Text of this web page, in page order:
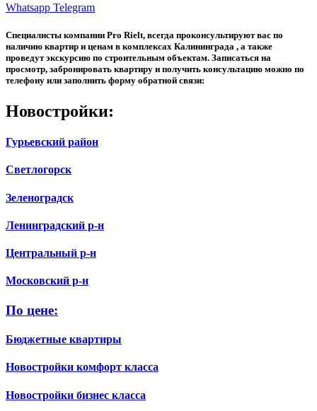
Whatsapp Telegram
Специалисты компании Pro Rielt, всегда проконсультируют вас по
наличию квартир и ценам в комплексах Калининграда , а также
проведут экскурсию по строительным объектам. Записаться на
просмотр, забронировать квартиру и получить консультацию можно по
телефону или заполнить форму обратной связи:
Новостройки:
Гурьевский район
Светлогорск
Зеленоградск
Ленинградский р-н
Центральный р-н
Московский р-н
По цене:
Бюджетные квартиры
Новостройки комфорт класса
Новостройки бизнес класса